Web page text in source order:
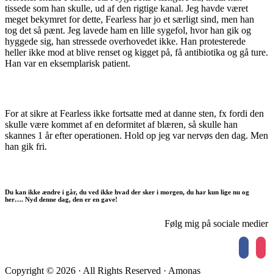
tissede som han skulle, ud af den rigtige kanal. Jeg havde været
meget bekymret for dette, Fearless har jo et særligt sind, men han
tog det så pænt. Jeg lavede ham en lille sygefol, hvor han gik og
hyggede sig, han stressede overhovedet ikke. Han protesterede
heller ikke mod at blive renset og kigget på, få antibiotika og gå ture.
Han var en eksemplarisk patient.
For at sikre at Fearless ikke fortsatte med at danne sten, fx fordi den
skulle være kommet af en deformitet af blæren, så skulle han
skannes 1 år efter operationen. Hold op jeg var nervøs den dag. Men
han gik fri.
Du kan ikke ændre i går, du ved ikke hvad der sker i morgen, du har kun lige nu og
her…. Nyd denne dag, den er en gave!
Følg mig på sociale medier
Copyright © 2026 · All Rights Reserved · Amonas